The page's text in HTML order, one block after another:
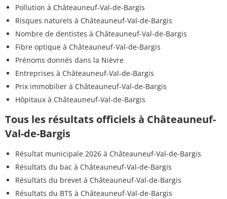
Pollution à Châteauneuf-Val-de-Bargis
Risques naturels à Châteauneuf-Val-de-Bargis
Nombre de dentistes à Châteauneuf-Val-de-Bargis
Fibre optique à Châteauneuf-Val-de-Bargis
Prénoms donnés dans la Nièvre
Entreprises à Châteauneuf-Val-de-Bargis
Prix immobilier à Châteauneuf-Val-de-Bargis
Hôpitaux à Châteauneuf-Val-de-Bargis
Tous les résultats officiels à Châteauneuf-
Val-de-Bargis
Résultat municipale 2026 à Châteauneuf-Val-de-Bargis
Résultats du bac à Châteauneuf-Val-de-Bargis
Résultats du brevet à Châteauneuf-Val-de-Bargis
Résultats du BTS à Châteauneuf-Val-de-Bargis